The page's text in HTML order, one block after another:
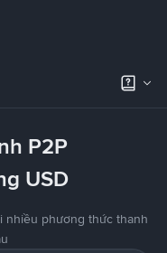
P2P
USD
nhiều phương thức thanh